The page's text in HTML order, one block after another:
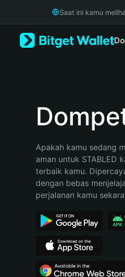
Русский
Bahasa Indonesia
Español (Argentina)
Saat ini kamu
Apakah kamu sedang
aman untuk STABLED
terbaik kamu.
dengan bebas
perjalanan kamu